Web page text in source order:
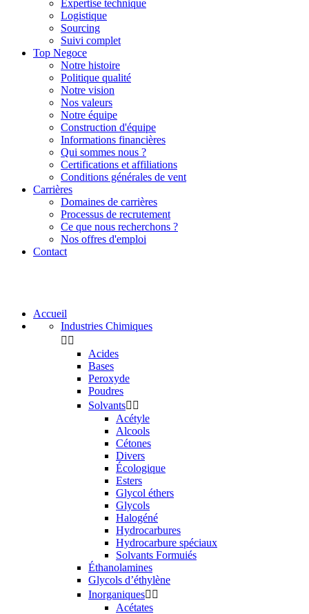
Expertise technique
Logistique
Sourcing
Suivi complet
Top Negoce
Notre histoire
Politique qualité
Notre vision
Nos valeurs
Notre équipe
Construction d'équipe
Informations financières
Qui sommes nous ?
Certifications et affiliations
Conditions générales de vent
Carrières
Domaines de carrières
Processus de recrutement
Ce que nous recherchons ?
Nos offres d'emploi
Contact
Accueil
Industries Chimiques
 
Acides
Bases
Peroxyde
Poudres
Solvants 
Acétyle
Alcools
Cétones
Divers
Écologique
Esters
Glycol éthers
Glycols
Halogéné
Hydrocarbures
Hydrocarbure spéciaux
Solvants Formuiés
Éthanolamines
Glycols d’éthylène
Inorganiques 
Acétates